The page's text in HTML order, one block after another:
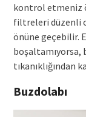
kontrol etmeniz
filtreleri düzenli
önüne geçebilir.
tıkanıklığından
Buzdolabı